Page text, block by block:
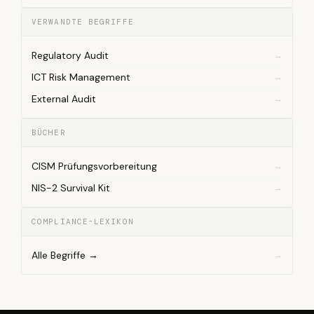
VERWANDTE BEGRIFFE
Regulatory Audit
ICT Risk Management
External Audit
BÜCHER
CISM Prüfungsvorbereitung
NIS-2 Survival Kit
COMPLIANCE-LEXIKON
Alle Begriffe →